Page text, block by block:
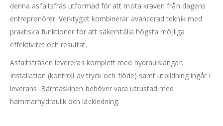
denna asfaltsfräs utformad för att möta kraven från dagens
entreprenörer. Verktyget kombinerar avancerad teknik med
praktiska funktioner för att säkerställa högsta möjliga
effektivitet och resultat.
Asfaltsfräsen levereras komplett med hydraulslangar.
Installation (kontroll av tryck och flöde) samt utbildning ingår i
leverans. Bärmaskinen behöver vara utrustad med
hammarhydraulik och läckledning.